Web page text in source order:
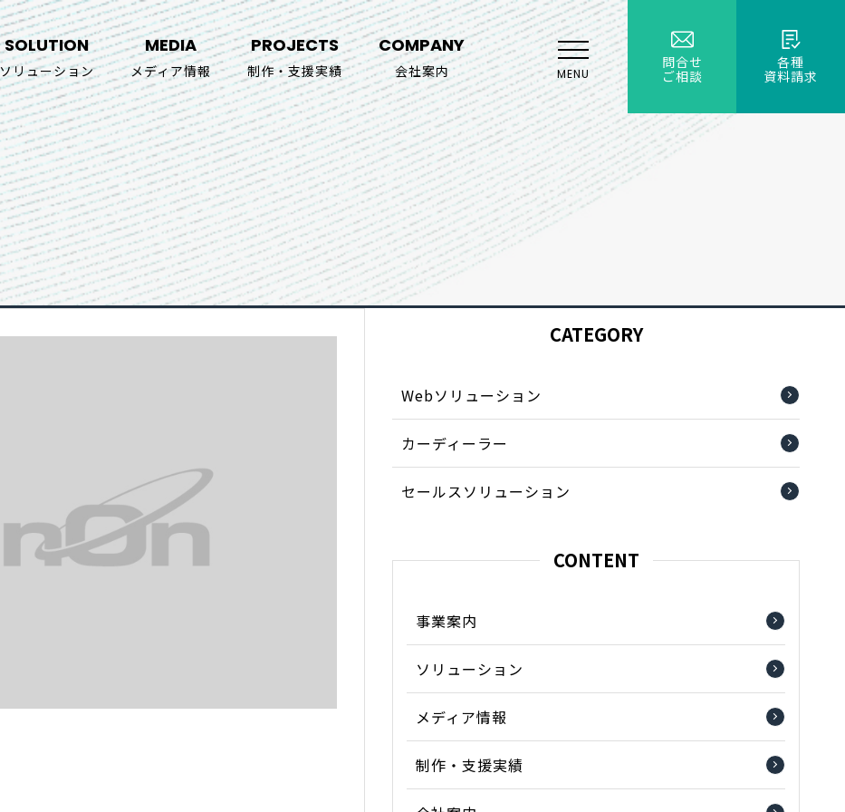
SOLUTION
ソリューション
MEDIA
メディア情報
PROJECTS
制作・支援実績
COMPANY
会社案内 MENU
問合せ
ご相談
各種
資料請求
CATEGORY
Webソリューション
カーディーラー
セールスソリューション
CONTENT
事業案内
ソリューション
メディア情報
制作・支援実績